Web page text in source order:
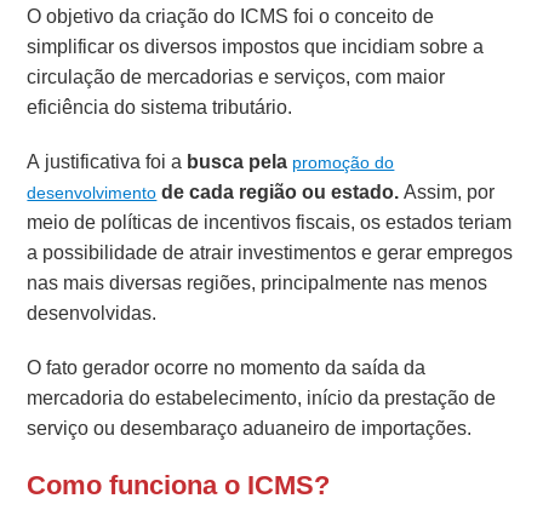
O objetivo da criação do ICMS foi o conceito de
simplificar os diversos impostos que incidiam sobre a
circulação de mercadorias e serviços, com maior
eficiência do sistema tributário.
A justificativa foi a busca pela promoção do
desenvolvimento de cada região ou estado.Assim, por
meio de políticas de incentivos fiscais, os estados teriam
a possibilidade de atrair investimentos e gerar empregos
nas mais diversas regiões, principalmente nas menos
desenvolvidas.
O fato gerador ocorre no momento da saída da
mercadoria do estabelecimento, início da prestação de
serviço ou desembaraço aduaneiro de importações.
Como funciona o ICMS?